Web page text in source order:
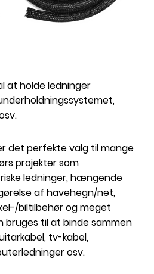
at holde ledninger
det perfekte valg til mange
projekter som
ledninger, hængende
af havehegn/net,
biltilbehør og meget
bruges til at binde sammen
tv-kabel,
osv.